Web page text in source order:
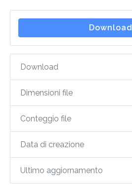
Download
Download
Dimensioni file
Conteggio file
Data di creazione
Ultimo aggiornamento